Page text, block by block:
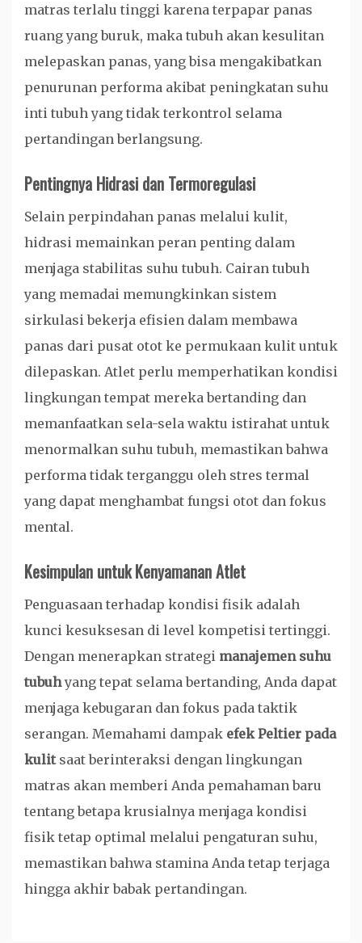
matras terlalu tinggi karena terpapar panas
ruang yang buruk, maka tubuh akan kesulitan
melepaskan panas, yang bisa mengakibatkan
penurunan performa akibat peningkatan suhu
inti tubuh yang tidak terkontrol selama
pertandingan berlangsung.
Pentingnya Hidrasi dan Termoregulasi
Selain perpindahan panas melalui kulit,
hidrasi memainkan peran penting dalam
menjaga stabilitas suhu tubuh. Cairan tubuh
yang memadai memungkinkan sistem
sirkulasi bekerja efisien dalam membawa
panas dari pusat otot ke permukaan kulit untuk
dilepaskan. Atlet perlu memperhatikan kondisi
lingkungan tempat mereka bertanding dan
memanfaatkan sela-sela waktu istirahat untuk
menormalkan suhu tubuh, memastikan bahwa
performa tidak terganggu oleh stres termal
yang dapat menghambat fungsi otot dan fokus
mental.
Kesimpulan untuk Kenyamanan Atlet
Penguasaan terhadap kondisi fisik adalah
kunci kesuksesan di level kompetisi tertinggi.
Dengan menerapkan strategi manajemen suhu
tubuhyang tepat selama bertanding, Anda dapat
menjaga kebugaran dan fokus pada taktik
serangan. Memahami dampak efek Peltier pada
kulitsaat berinteraksi dengan lingkungan
matras akan memberi Anda pemahaman baru
tentang betapa krusialnya menjaga kondisi
fisik tetap optimal melalui pengaturan suhu,
memastikan bahwa stamina Anda tetap terjaga
hingga akhir babak pertandingan.